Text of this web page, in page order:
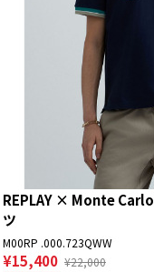
REPLAY × Monte
ツ
M00RP .000.723QWW
¥15,400 ¥22,000